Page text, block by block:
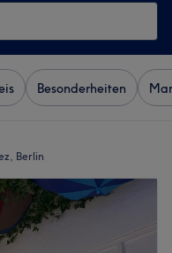
Besonderheiten
Berlin